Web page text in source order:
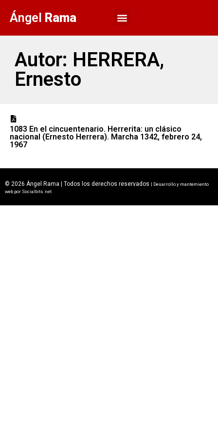
Ángel Rama
Autor: HERRERA,
Ernesto
1083 En el cincuentenario. Herrerita: un clásico
nacional (Ernesto Herrera). Marcha 1342, febrero 24,
1967
© 2026 Ángel Rama | Todos los derechos reservados | Desarrollo y mantemiento
web por Socialbits.net